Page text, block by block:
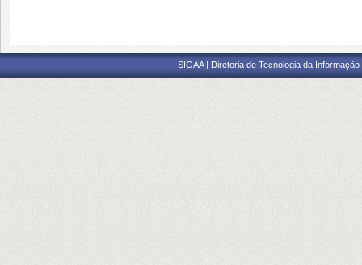
SIGAA | Diretoria de Tecnologia da